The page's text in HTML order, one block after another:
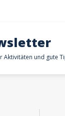
Aktivitäten und gute